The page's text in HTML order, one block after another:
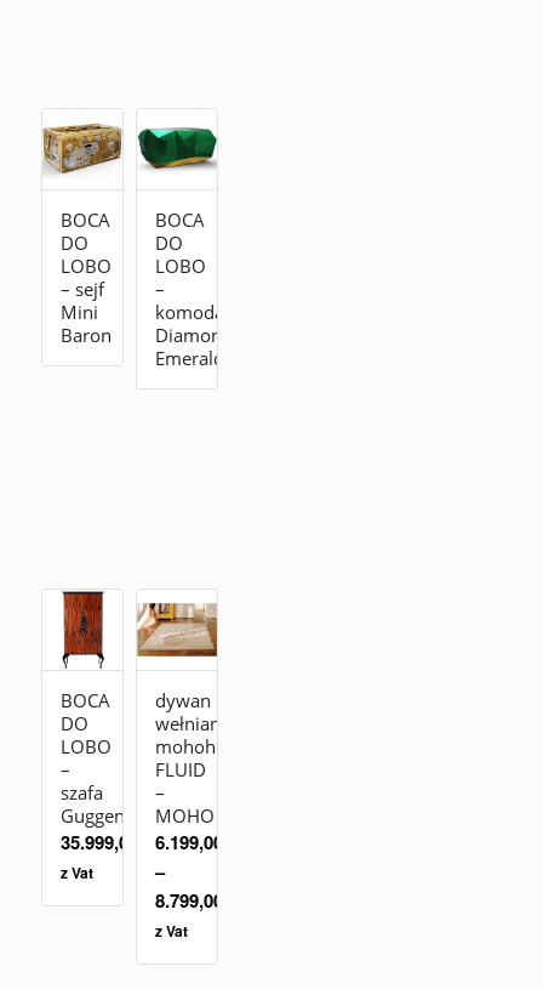
BOCA
DO
LOBO
– sejf
Mini
Baron
BOCA
DO
LOBO
–
komoda
Diamond
Emerald
BOCA
DO
LOBO
–
szafa
Guggenheim
35.999,00
z Vat
dywan
wełniany
mohohej!
FLUID
–
MOHO
6.199,00
–
8.799,00
z Vat